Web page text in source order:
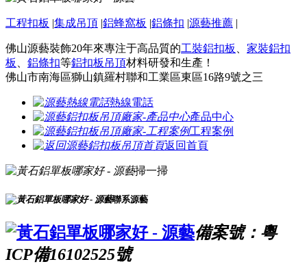
工程扣板 |集成吊頂 |鋁蜂窩板 |鋁條扣 |源藝推薦 |
佛山源藝裝飾20年來專注于高品質的工裝鋁扣板
家裝鋁扣
板
鋁條扣等鋁扣板吊頂材料研發和生產！
佛山市南海區獅山鎮羅村聯和工業區東區16路9號之三
熱線電話
產品中心
工程案例
返回首頁
掃一掃
聯系源藝
備案號：粵
ICP備16102525號